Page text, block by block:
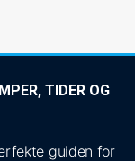
TIDER OG
guiden for